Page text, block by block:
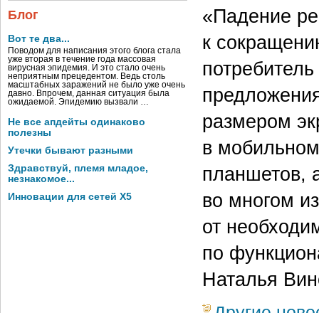
Блог
Вот те два...
Поводом для написания этого блога стала
уже вторая в течение года массовая
вирусная эпидемия. И это стало очень
неприятным прецедентом. Ведь столь
масштабных заражений не было уже очень
давно. Впрочем, данная ситуация была
ожидаемой. Эпидемию вызвали …
Не все апдейты одинаково
полезны
Утечки бывают разными
Здравствуй, племя младое,
незнакомое...
Инновации для сетей X5
«Падение
к
размером
в
планшетов,
во многом
от
по
Наталья